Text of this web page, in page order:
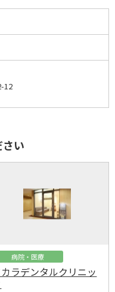
12
い
病院・医療
ラデンタルクリニッ